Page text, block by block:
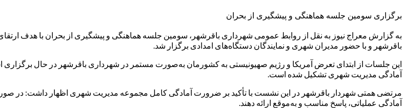
برگزاری سومین جلسه هماهنگی و پیشگیری از بحران
به گزارش معراج نیوز به نقل از روابط عمومی شهرداری باقرشهر، سومین جلسه هماهنگی و پیشگیری از بحران با هدف
باقرشهر و با حضور مدیران شهری و نمایندگان دستگاه‌های امدادی برگزار شد.
این جلسات از ابتدای تعرض آمریکا و رژیم صهیونیستی به کشورمان به‌صورت مستمر در شهرداری باقرشهر در حال
آمادگی مدیریت شهری تشکیل شده است.
مرتضی همتی شهردار باقرشهر در این نشست با تأکید بر ضرورت آمادگی کامل مجموعه مدیریت شهری اظهار داشت: در
آمادگی عملیاتی، پاسخ مناسب و به‌موقع ارائه دهند.